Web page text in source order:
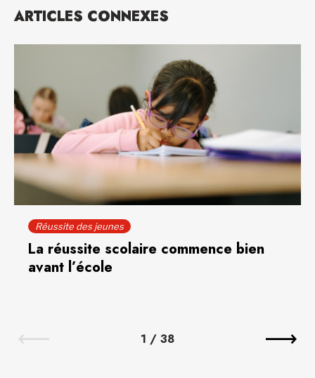
ARTICLES CONNEXES
Réussite des jeunes
La réussite scolaire commence bien
avant l’école
1 / 38